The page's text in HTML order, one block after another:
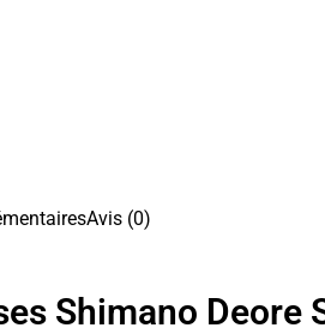
Avis (0)
Shimano Deore